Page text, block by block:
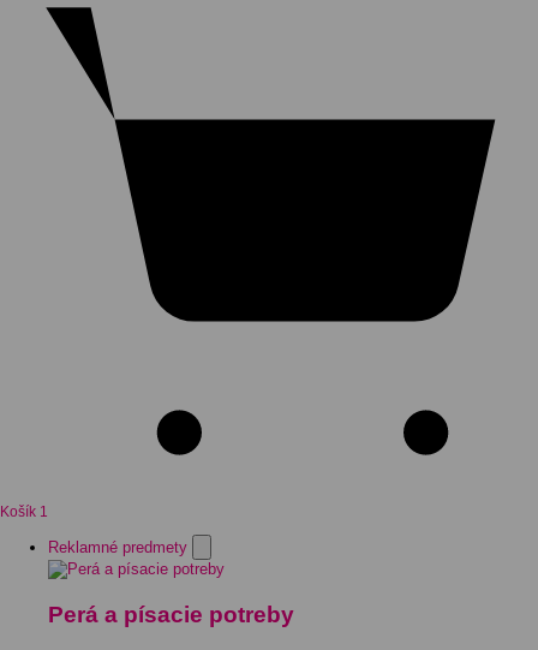
Košík 1
Reklamné predmety
Perá a písacie potreby